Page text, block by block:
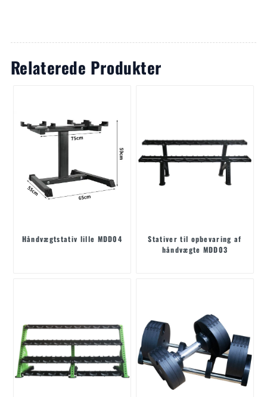
Relaterede Produkter
Håndvægtstativ lille MDD04
Stativer til opbevaring af
håndvægte MDD03